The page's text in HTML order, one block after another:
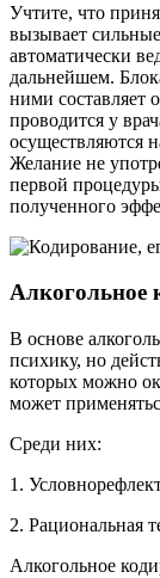
Учтите, что
вызывает
автоматически
дальнейшем.
ними составляет
проводится у
осуществляются
Желание не
первой
полученного
Алкогольное
В основе
психику, но
которых можно
может
Среди них:
1.
2. Рациональная
Алкогольное